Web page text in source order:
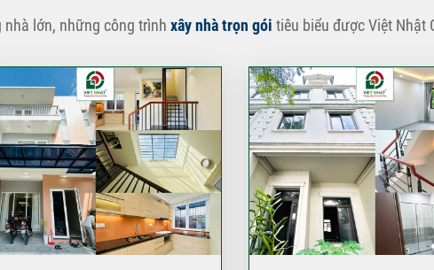
lớn, những công trình xây nhà trọn gói tiêu biểu được Việt Nhật